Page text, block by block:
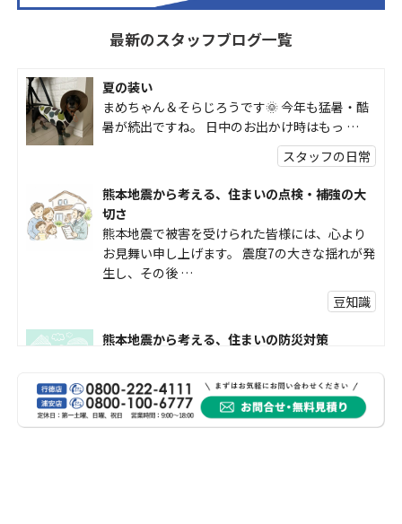
最新のスタッフブログ一覧
夏の装い
まめちゃん＆そらじろうです🌞 今年も猛暑・酷
暑が続出ですね。 日中のお出かけ時はもっ …
スタッフの日常
熊本地震から考える、住まいの点検・補強の大
切さ
熊本地震で被害を受けられた皆様には、心より
お見舞い申し上げます。 震度7の大きな揺れが発
生し、その後 …
豆知識
熊本地震から考える、住まいの防災対策
受けられた皆様に、心よりお見舞い申し上げま
す。 今回の地震 …
社長コラム